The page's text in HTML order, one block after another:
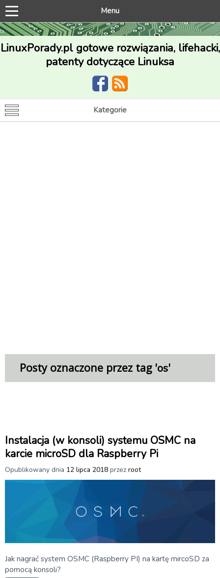
Menu
LinuxPorady.pl gotowe rozwiązania, lifehacki,
patenty dotyczące Linuksa
Kategorie
Posty oznaczone przez tag 'os'
Instalacja (w konsoli) systemu OSMC na
karcie microSD dla Raspberry Pi
Opublikowany dnia 12 lipca 2018 przez root
Jak nagrać system OSMC (Raspberry PI) na kartę mircoSD za
pomocą konsoli?